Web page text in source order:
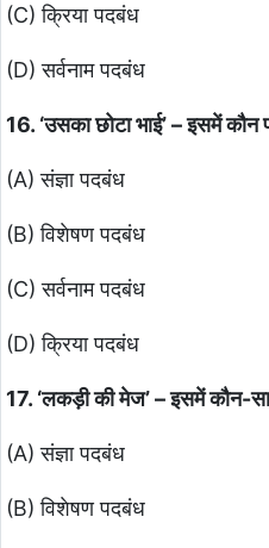
(C) क्रिया पदबंध
(D) सर्वनाम पदबंध
16. ‘उसका छोटा भाई’ – इसमें
(A) संज्ञा पदबंध
(B) विशेषण पदबंध
(C) सर्वनाम पदबंध
(D) क्रिया पदबंध
17. ‘लकड़ी की मेज’ – इसमें
(A) संज्ञा पदबंध
(B) विशेषण पदबंध